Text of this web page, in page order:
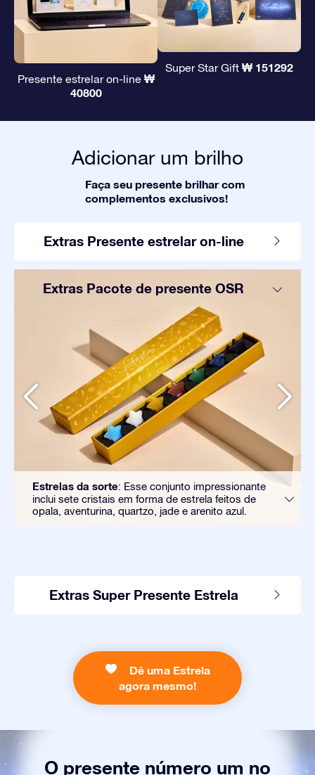
Presente estrelar on-line ₩
40800
Super Star Gift ₩ 151292
Adicionar um brilho
Faça seu presente brilhar com
complementos exclusivos!
Extras Presente estrelar on-line
Extras Pacote de presente OSR
Estrelas da sorte: Esse conjunto impressionante
inclui sete cristais em forma de estrela feitos de
opala, aventurina, quartzo, jade e arenito azul.
Extras Super Presente Estrela
Dê uma Estrela
agora mesmo!
O presente número um no